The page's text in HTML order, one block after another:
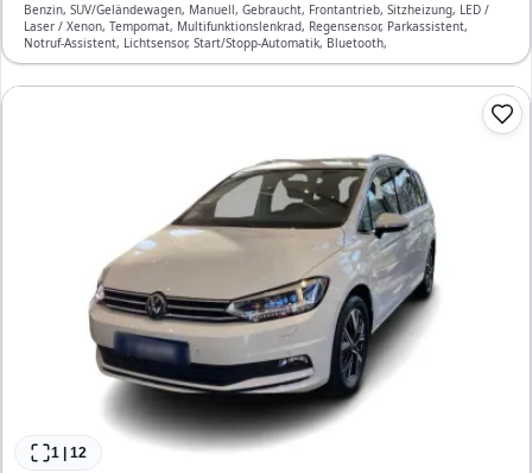
Benzin, SUV/Geländewagen, Manuell, Gebraucht, Frontantrieb, Sitzheizung, LED /
Laser / Xenon, Tempomat, Multifunktionslenkrad, Regensensor, Parkassistent,
Notruf-Assistent, Lichtsensor, Start/Stopp-Automatik, Bluetooth,
Freisprecheinrichtung, ESP, ABS, Klimatisierung, Front-, Seiten- und weitere Airbags
1 12